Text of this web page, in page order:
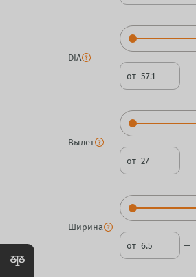
DIA
от
Вылет
от
Ширина
от